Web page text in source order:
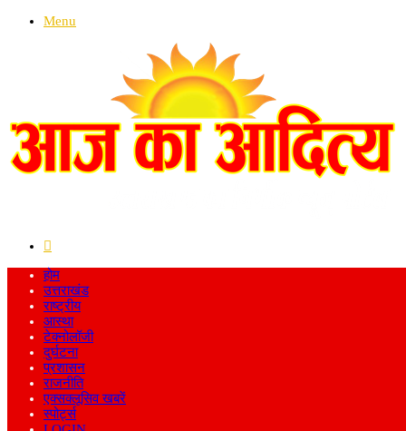
Menu
होम
उत्तराखंड
राष्ट्रीय
आस्था
टेक्नोलॉजी
दुर्घटना
प्रशासन
राजनीति
एक्सक्लूसिव खबरें
स्पोर्ट्स